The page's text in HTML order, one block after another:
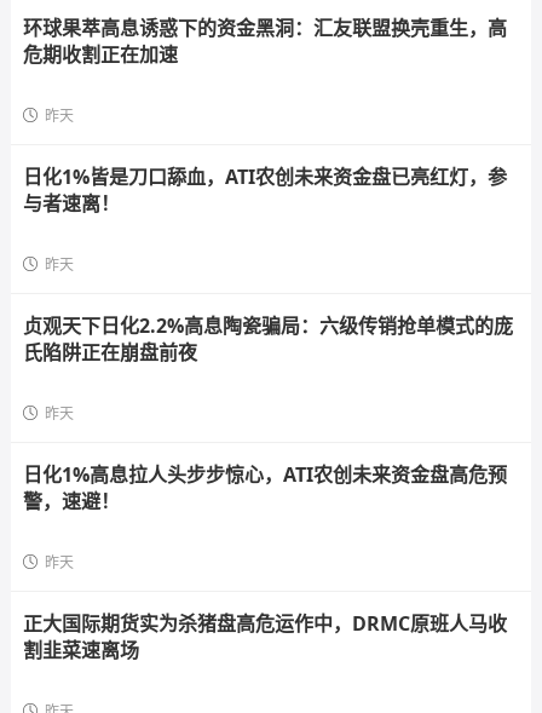
环球果萃高息诱惑下的资金黑洞：汇友联盟换壳重生，高
危期收割正在加速
昨天
日化1%皆是刀口舔血，ATI农创未来资金盘已亮红灯，参
与者速离！
昨天
贞观天下日化2.2%高息陶瓷骗局：六级传销抢单模式的庞
氏陷阱正在崩盘前夜
昨天
日化1%高息拉人头步步惊心，ATI农创未来资金盘高危预
警，速避！
昨天
正大国际期货实为杀猪盘高危运作中，DRMC原班人马收
割韭菜速离场